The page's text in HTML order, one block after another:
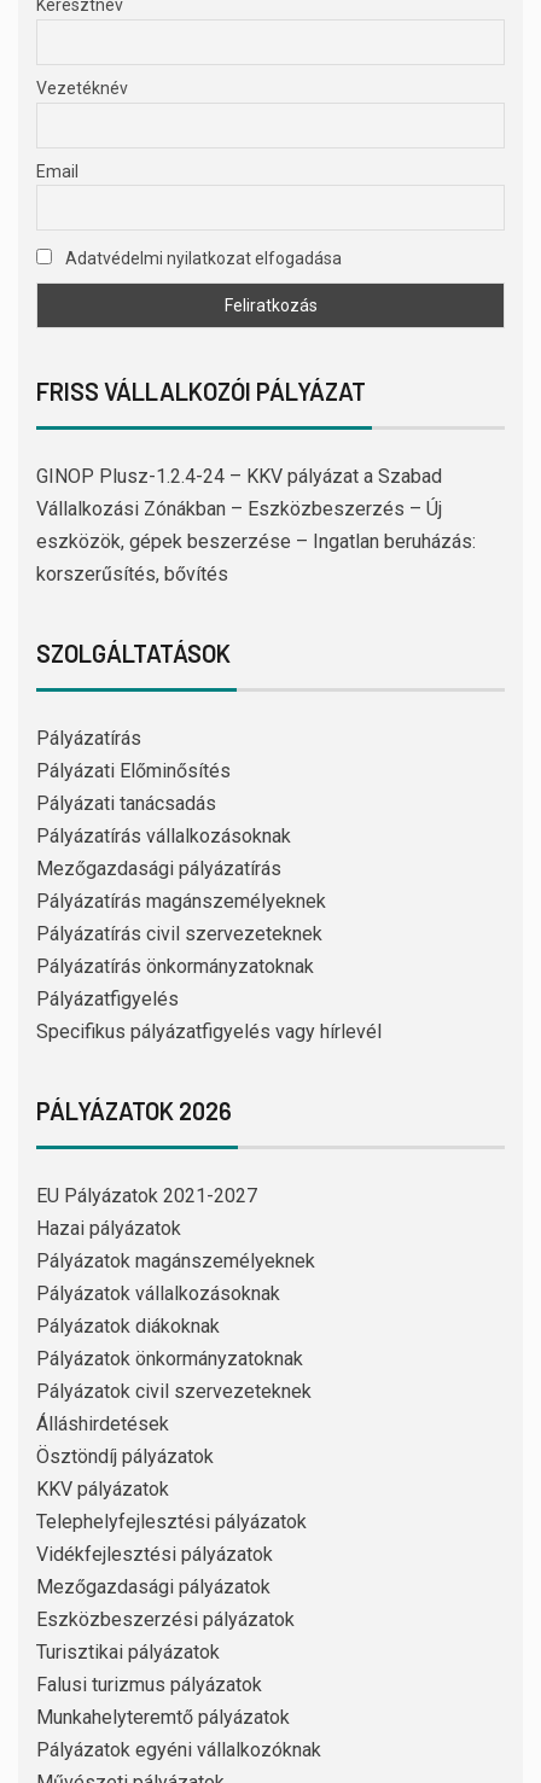
Keresztnév
Vezetéknév
Email
Adatvédelmi nyilatkozat elfogadása
FRISS VÁLLALKOZÓI PÁLYÁZAT
GINOP Plusz-1.2.4-24 – KKV pályázat a Szabad
Vállalkozási Zónákban – Eszközbeszerzés – Új
eszközök, gépek beszerzése – Ingatlan beruházás:
korszerűsítés, bővítés
SZOLGÁLTATÁSOK
Pályázatírás
Pályázati Előminősítés
Pályázati tanácsadás
Pályázatírás vállalkozásoknak
Mezőgazdasági pályázatírás
Pályázatírás magánszemélyeknek
Pályázatírás civil szervezeteknek
Pályázatírás önkormányzatoknak
Pályázatfigyelés
Specifikus pályázatfigyelés vagy hírlevél
PÁLYÁZATOK 2026
EU Pályázatok 2021-2027
Hazai pályázatok
Pályázatok magánszemélyeknek
Pályázatok vállalkozásoknak
Pályázatok diákoknak
Pályázatok önkormányzatoknak
Pályázatok civil szervezeteknek
Álláshirdetések
Ösztöndíj pályázatok
KKV pályázatok
Telephelyfejlesztési pályázatok
Vidékfejlesztési pályázatok
Mezőgazdasági pályázatok
Eszközbeszerzési pályázatok
Turisztikai pályázatok
Falusi turizmus pályázatok
Munkahelyteremtő pályázatok
Pályázatok egyéni vállalkozóknak